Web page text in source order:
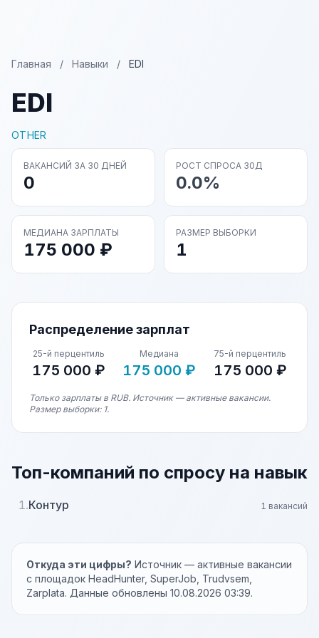
Главная / Навыки / EDI
EDI
OTHER
ВАКАНСИЙ ЗА 30 ДНЕЙ
0
РОСТ СПРОСА 30Д
0.0%
МЕДИАНА ЗАРПЛАТЫ
175 000 ₽
РАЗМЕР ВЫБОРКИ
1
Распределение зарплат
25-й перцентиль
175 000 ₽
Медиана
175 000 ₽
75-й перцентиль
175 000 ₽
Только зарплаты в RUB. Источник — активные вакансии.
Размер выборки: 1.
Топ-компаний по спросу на навык
1.Контур 1 вакансий
Откуда эти цифры? Источник — активные вакансии
с площадок HeadHunter, SuperJob, Trudvsem,
Zarplata. Данные обновлены 10.08.2026 03:39.